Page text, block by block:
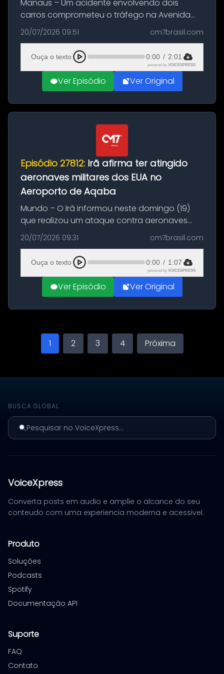
Manaus – Um acidente envolvendo dois
carros comprometeu o tráfego na Avenida
Brasil durante a manhã desta segunda-feira
(20), em frente ao complexo da Prefeitura de
Manaus, na Zona Oeste. A batida ter...
20/07/2026 09:51 cm7brasil.com
Ouça o texto 0:00 / 2:01
powered by VOICEXPRESS
Ver Episódio Ver Original
Episódio 27812: Irã afirma ter atingido
aeronaves militares dos EUA no
Aeroporto de Aqaba
Mundo – O Irã informou neste domingo (19)
que realizou um ataque contra aeronaves
militares dos Estados Unidos estacionadas no
Aeroporto de Aqaba, na Jordânia, durante a
21ª fase da Operação Nasr 2. A...
20/07/2026 09:31 cm7brasil.com
Ouça o texto 0:00 / 1:07
powered by VOICEXPRESS
Ver Episódio Ver Original
1 2 3 4 Próxima
BUSCA GLOBAL
Pesquisar no VoiceXpress...
VoiceXpress
Converta posts em audio e amplie o alcance do seu
conteudo com uma experiencia moderna e acessivel.
Produto
Soluções
Podcasts
Spotify
Documentação API
Suporte
FAQ
Contato